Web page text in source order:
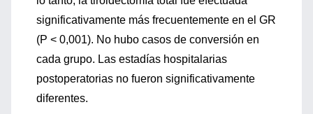
significativamente más frecuentemente en el GR
(P < 0,001). No hubo casos de conversión en
cada grupo. Las estadías hospitalarias
postoperatorias no fueron significativamente
diferentes.